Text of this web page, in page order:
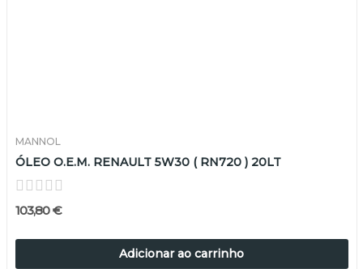
MANNOL
ÓLEO O.E.M. RENAULT 5W30 ( RN720 ) 20LT
103,80 €
Adicionar ao carrinho